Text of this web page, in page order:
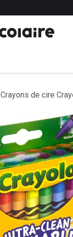
Crayons de cire